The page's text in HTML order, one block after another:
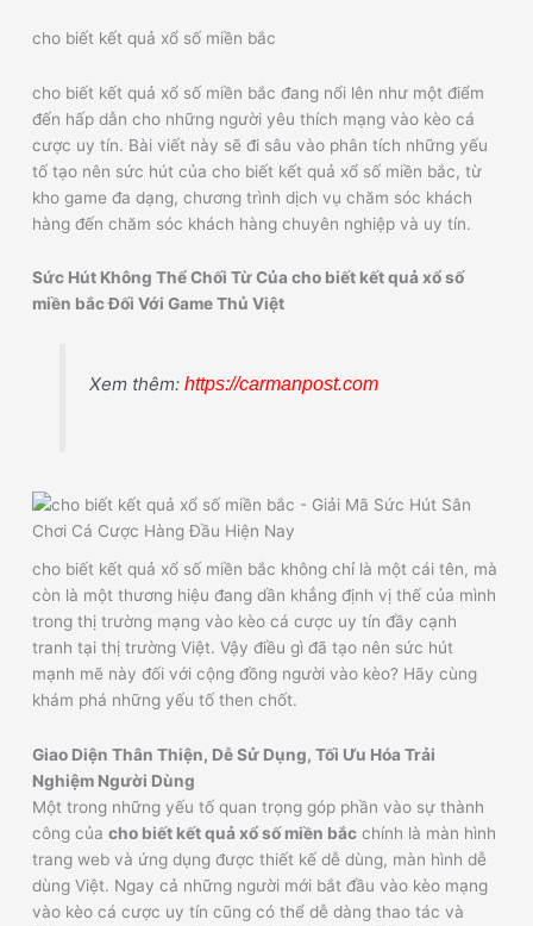
cho biết kết quả xổ số miền bắc
cho biết kết quả xổ số miền bắc đang nổi lên như một điểm
đến hấp dẫn cho những người yêu thích mạng vào kèo cá
cược uy tín. Bài viết này sẽ đi sâu vào phân tích những yếu
tố tạo nên sức hút của cho biết kết quả xổ số miền bắc, từ
kho game đa dạng, chương trình dịch vụ chăm sóc khách
hàng đến chăm sóc khách hàng chuyên nghiệp và uy tín.
Sức Hút Không Thể Chối Từ Của cho biết kết quả xổ số
miền bắc Đối Với Game Thủ Việt
Xem thêm: https://carmanpost.com
cho biết kết quả xổ số miền bắc không chỉ là một cái tên, mà
còn là một thương hiệu đang dần khẳng định vị thế của mình
trong thị trường mạng vào kèo cá cược uy tín đầy cạnh
tranh tại thị trường Việt. Vậy điều gì đã tạo nên sức hút
mạnh mẽ này đối với cộng đồng người vào kèo? Hãy cùng
khám phá những yếu tố then chốt.
Giao Diện Thân Thiện, Dễ Sử Dụng, Tối Ưu Hóa Trải
Nghiệm Người Dùng
Một trong những yếu tố quan trọng góp phần vào sự thành
công củacho biết kết quả xổ số miền bắc chính là màn hình
trang web và ứng dụng được thiết kế dễ dùng, màn hình dễ
dùng Việt. Ngay cả những người mới bắt đầu vào kèo mạng
vào kèo cá cược uy tín cũng có thể dễ dàng thao tác và